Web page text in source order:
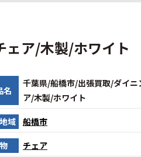
ア/木製/ホワイト
名
千葉県/船橋市/出張買取/ダイニ
ア/木製/ホワイト
域 船橋市
チェア